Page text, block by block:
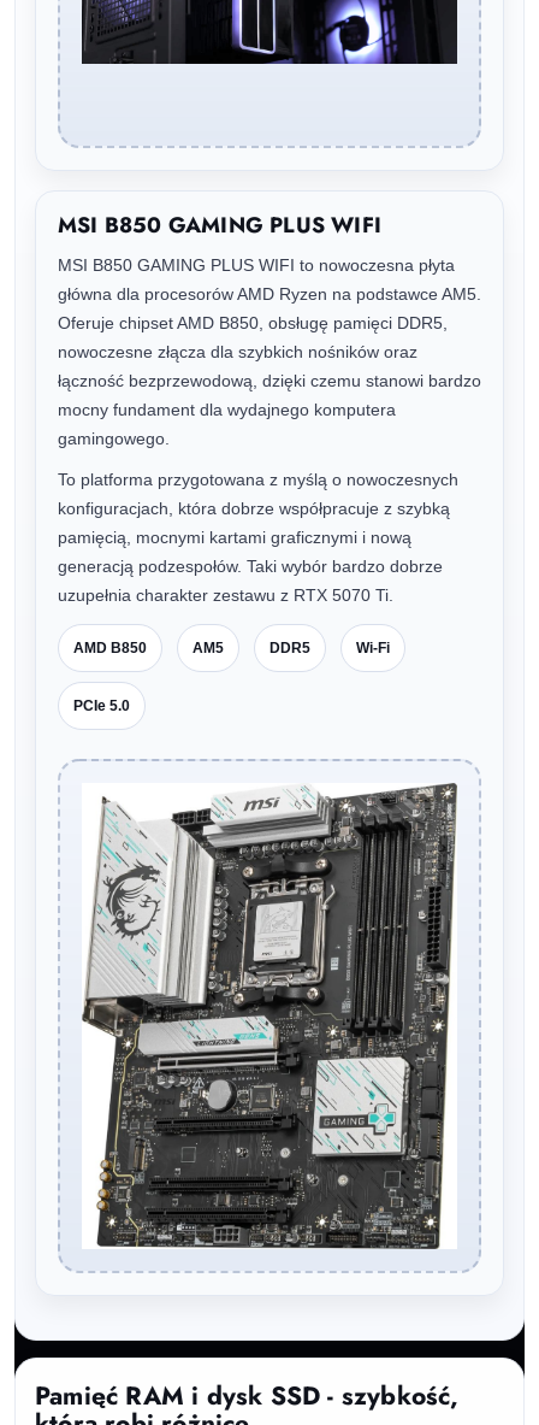
MSI B850 GAMING PLUS WIFI
MSI B850 GAMING PLUS WIFI to nowoczesna płyta
główna dla procesorów AMD Ryzen na podstawce AM5.
Oferuje chipset AMD B850, obsługę pamięci DDR5,
nowoczesne złącza dla szybkich nośników oraz
łączność bezprzewodową, dzięki czemu stanowi bardzo
mocny fundament dla wydajnego komputera
gamingowego.
To platforma przygotowana z myślą o nowoczesnych
konfiguracjach, która dobrze współpracuje z szybką
pamięcią, mocnymi kartami graficznymi i nową
generacją podzespołów. Taki wybór bardzo dobrze
uzupełnia charakter zestawu z RTX 5070 Ti.
AMD B850 AM5 DDR5 Wi-Fi
PCIe 5.0
Pamięć RAM i dysk SSD - szybkość,